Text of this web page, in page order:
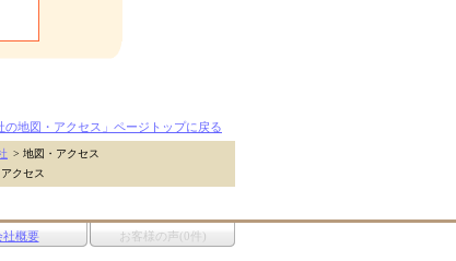
地図・アクセス」ページトップに戻る
> 地図・アクセス
クセス
社概要 お客様の声(0件)